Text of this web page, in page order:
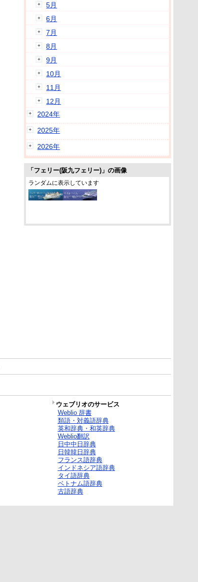
5月
6月
7月
8月
9月
10月
11月
12月
2024年
2025年
2026年
「フェリー(阪九フェリー)」の画像
ランダムに表示しています
ウェブリオのサービス
Weblio 辞書
類語・対義語辞典
英和辞典・和英辞典
Weblio翻訳
日中中日辞典
日韓韓日辞典
フランス語辞典
インドネシア語辞典
タイ語辞典
ベトナム語辞典
古語辞典